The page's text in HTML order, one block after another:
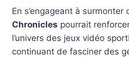
En s’engageant à surmonter
Chronicles pourrait
l’univers des jeux vidéo
continuant de fasciner des